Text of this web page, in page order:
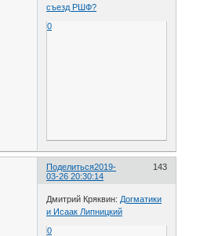
съезд РШФ?
0
Поделиться 143
2019-
03-26 20:30:14
Дмитрий Кряквин: Догматики
и Исаак Липницкий
0